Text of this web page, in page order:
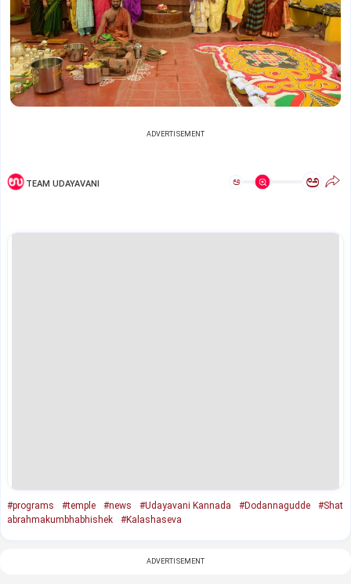
ADVERTISEMENT
TEAM UDAYAVANI ಅ ಅ
#programs #temple #news #Udayavani Kannada #Dodannagudde
#Shat
abrahmakumbhabhishek
#Kalashaseva
ADVERTISEMENT